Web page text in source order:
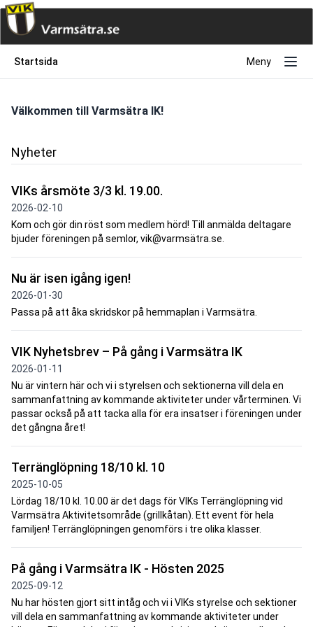
Startsida Meny
Välkommen till Varmsätra IK!
Nyheter
VIKs årsmöte 3/3 kl. 19.00.
2026-02-10
Kom och gör din röst som medlem hörd! Till anmälda deltagare
bjuder föreningen på semlor, vik@varmsätra.se.
Nu är isen igång igen!
2026-01-30
Passa på att åka skridskor på hemmaplan i Varmsätra.
VIK Nyhetsbrev – På gång i Varmsätra IK
2026-01-11
Nu är vintern här och vi i styrelsen och sektionerna vill dela en
sammanfattning av kommande aktiviteter under vårterminen. Vi
passar också på att tacka alla för era insatser i föreningen under
det gångna året!
Terränglöpning 18/10 kl. 10
2025-10-05
Lördag 18/10 kl. 10.00 är det dags för VIKs Terränglöpning vid
Varmsätra Aktivitetsområde (grillkåtan). Ett event för hela
familjen! Terränglöpningen genomförs i tre olika klasser.
På gång i Varmsätra IK - Hösten 2025
2025-09-12
Nu har hösten gjort sitt intåg och vi i VIKs styrelse och sektioner
vill dela en sammanfattning av kommande aktiviteter under